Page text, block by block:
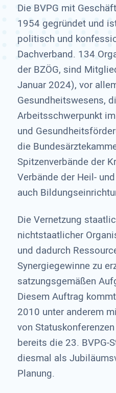
Die BVPG mit
1954 gegründet und
politisch und
Dachverband. 134
der BZÖG, sind
Januar 2024), vor
Gesundheitswesens,
Arbeitsschwerpunkt
und
die
Spitzenverbände der
Verbände der Heil-
auch
Die Vernetzung
nichtstaatlicher
und dadurch
Synergiegewinne zu
satzungsgemäßen
Diesem Auftrag
2010 unter anderem
von
bereits die 23. BVPG-
diesmal als
Planung.